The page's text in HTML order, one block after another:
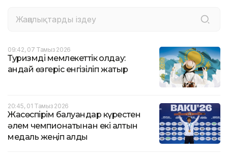
09:42, 07 Тамыз 2026
Туризмді мемлекеттік қолдау:
қандай өзгеріс енгізіліп жатыр
20:45, 01 Тамыз 2026
Жасөспірім балуандар күрестен
әлем чемпионатынан екі алтын
медаль жеңіп алды